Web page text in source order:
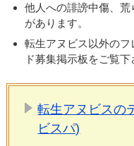
他人への誹謗中傷、
があります。
転生アヌビス以外の
ド募集掲示板をご覧下
転生アヌビスの
ビスパ)